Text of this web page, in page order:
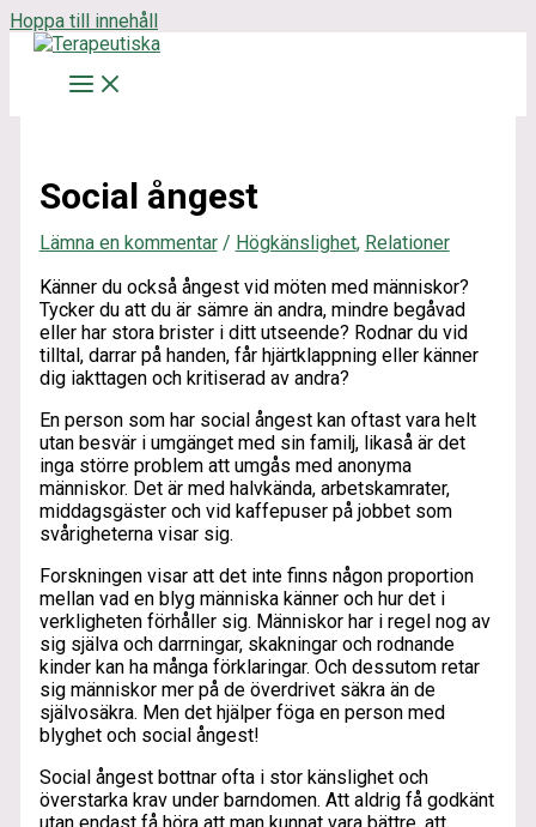
Hoppa till innehåll
Social ångest
Lämna en kommentar / Högkänslighet, Relationer
Känner du också ångest vid möten med människor?
Tycker du att du är sämre än andra, mindre begåvad
eller har stora brister i ditt utseende? Rodnar du vid
tilltal, darrar på handen, får hjärtklappning eller känner
dig iakttagen och kritiserad av andra?
En person som har social ångest kan oftast vara helt
utan besvär i umgänget med sin familj, likaså är det
inga större problem att umgås med anonyma
människor. Det är med halvkända, arbetskamrater,
middagsgäster och vid kaffepuser på jobbet som
svårigheterna visar sig.
Forskningen visar att det inte finns någon proportion
mellan vad en blyg människa känner och hur det i
verkligheten förhåller sig. Människor har i regel nog av
sig själva och darrningar, skakningar och rodnande
kinder kan ha många förklaringar. Och dessutom retar
sig människor mer på de överdrivet säkra än de
självosäkra. Men det hjälper föga en person med
blyghet och social ångest!
Social ångest bottnar ofta i stor känslighet och
överstarka krav under barndomen. Att aldrig få godkänt